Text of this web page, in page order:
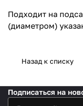
Подходит на
(диаметром)
Назад к списку
Подписаться на